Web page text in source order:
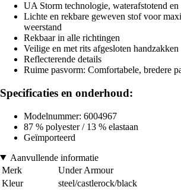
UA Storm technologie, waterafstotend en
Lichte en rekbare geweven stof voor
weerstand
Rekbaar in alle richtingen
Veilige en met rits afgesloten handzakken
Reflecterende details
Ruime pasvorm: Comfortabele, bredere
Specificaties en onderhoud:
Modelnummer: 6004967
87 % polyester / 13 % elastaan
Geïmporteerd
Aanvullende informatie
Merk
Under Armour
Kleur
steel/castlerock/black